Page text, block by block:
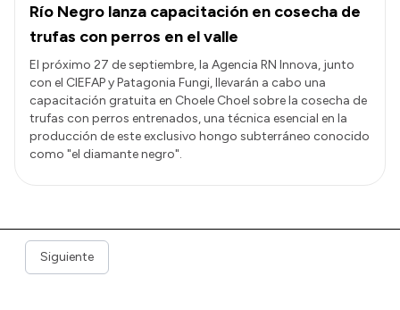
Río Negro lanza capacitación en cosecha de
trufas con perros en el valle
El próximo 27 de septiembre, la Agencia RN Innova, junto
con el CIEFAP y Patagonia Fungi, llevarán a cabo una
capacitación gratuita en Choele Choel sobre la cosecha de
trufas con perros entrenados, una técnica esencial en la
producción de este exclusivo hongo subterráneo conocido
como "el diamante negro".
Siguiente